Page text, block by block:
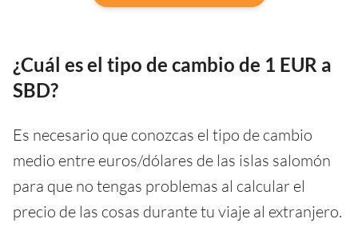
¿Cuál es el tipo de cambio de 1 EUR a
SBD?
Es necesario que conozcas el tipo de cambio
medio entre euros/dólares de las islas salomón
para que no tengas problemas al calcular el
precio de las cosas durante tu viaje al extranjero.